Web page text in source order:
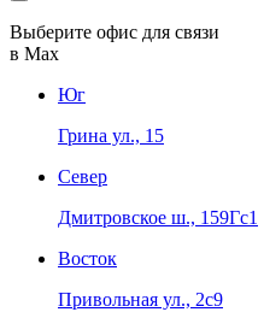
Выберите офис для связи
в Max
Юг
Грина ул., 15
Север
Дмитровское ш., 159Гс1
Восток
Привольная ул., 2с9